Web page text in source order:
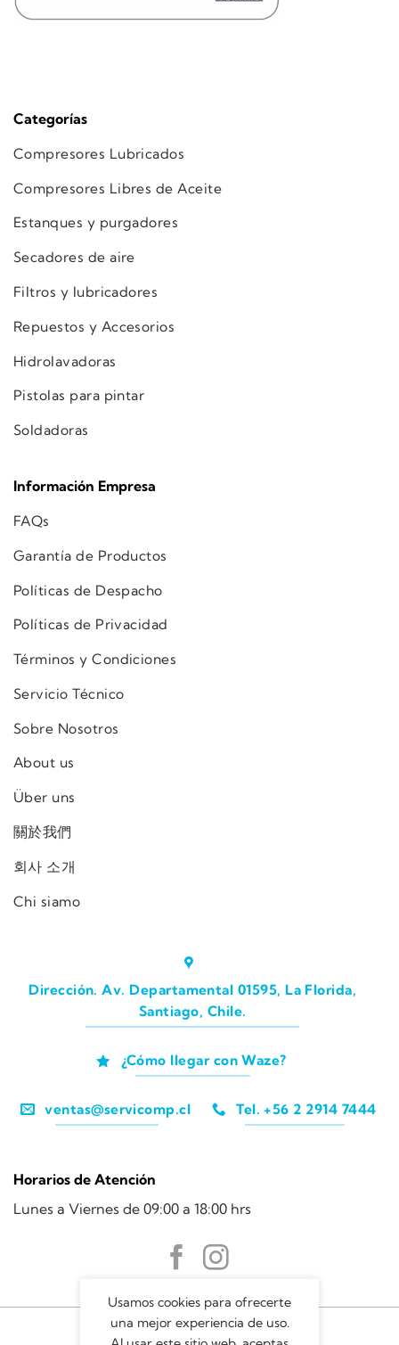
Categorías
Compresores Lubricados
Compresores Libres de Aceite
Estanques y purgadores
Secadores de aire
Filtros y lubricadores
Repuestos y Accesorios
Hidrolavadoras
Pistolas para pintar
Soldadoras
Información Empresa
FAQs
Garantía de Productos
Políticas de Despacho
Políticas de Privacidad
Términos y Condiciones
Servicio Técnico
Sobre Nosotros
About us
Über uns
關於我們
회사 소개
Chi siamo
Dirección. Av. Departamental 01595, La Florida,
Santiago, Chile.
¿Cómo llegar con Waze?
ventas@servicomp.cl Tel. +56 2 2914 7444
Horarios de Atención
Lunes a Viernes de 09:00 a 18:00 hrs
Usamos cookies para ofrecerte
una mejor experiencia de uso.